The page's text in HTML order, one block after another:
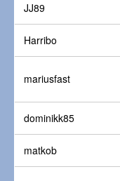
JJ89
Harribo
mariusfast
dominikk85
matkob